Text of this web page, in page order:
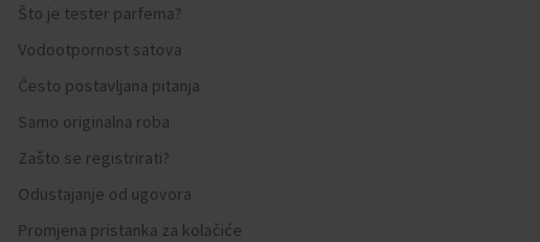
Što je tester parfema?
Vodootpornost satova
Često postavljana pitanja
Samo originalna roba
Zašto se registrirati?
Odustajanje od ugovora
Promjena pristanka za kolačiće